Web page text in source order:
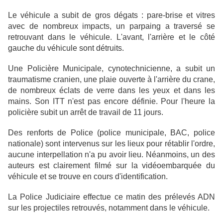
Le véhicule a subit de gros dégats : pare-brise et vitres
avec de nombreux impacts, un parpaing a traversé se
retrouvant dans le véhicule. L'avant, l'arrière et le côté
gauche du véhicule sont détruits.
Une Policière Municipale, cynotechnicienne, a subit un
traumatisme cranien, une plaie ouverte à l'arrière du crane,
de nombreux éclats de verre dans les yeux et dans les
mains. Son ITT n'est pas encore définie. Pour l'heure la
policière subit un arrêt de travail de 11 jours.
Des renforts de Police (police municipale, BAC, police
nationale) sont intervenus sur les lieux pour rétablir l'ordre,
aucune interpellation n'a pu avoir lieu. Néanmoins, un des
auteurs est clairement filmé sur la vidéoembarquée du
véhicule et se trouve en cours d'identification.
La Police Judiciaire effectue ce matin des prélevés ADN
sur les projectiles retrouvés, notamment dans le véhicule.